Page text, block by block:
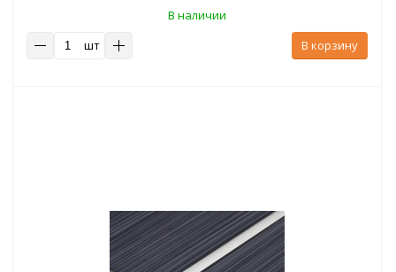
В наличии
шт
В корзину